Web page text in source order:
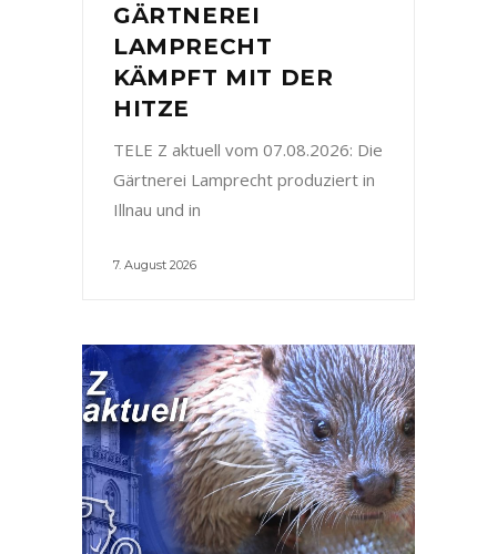
GÄRTNEREI
LAMPRECHT
KÄMPFT MIT DER
HITZE
TELE Z aktuell vom 07.08.2026: Die
Gärtnerei Lamprecht produziert in
Illnau und in
7. August 2026